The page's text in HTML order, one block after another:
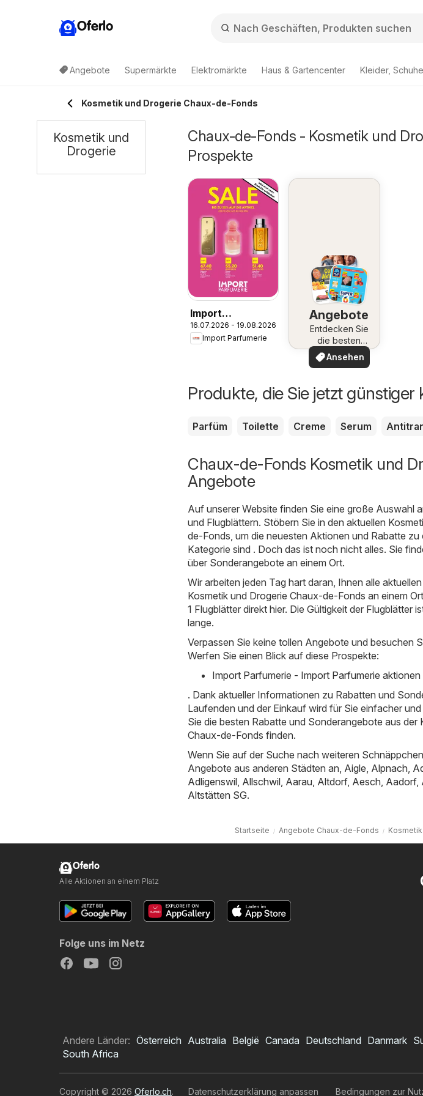
Oferlo
Angebote Supermärkte Elektromärkte Haus & Gartencenter Kleider,
Kosmetik und Drogerie Chaux-de-Fonds
Chaux-de-Fonds - Kosmetik und
Prospekte
Import
Parfumerie
aktionen
16.07.2026 - 19.08.2026
Import Parfumerie
Angebote
Entdecken Sie
die besten
Angebote
Ansehen
Produkte, die Sie jetzt günstiger
Parfüm Toilette Creme Serum
Chaux-de-Fonds Kosmetik und
Angebote
Auf unserer Website finden Sie eine große Auswahl
und Flugblättern. Stöbern Sie in den aktuellen
de-Fonds, um die neuesten Aktionen und Rabatte
Kategorie sind . Doch das ist noch nicht alles. Sie
über Sonderangebote an einem Ort.
Wir arbeiten jeden Tag hart daran, Ihnen alle
Kosmetik und Drogerie Chaux-de-Fonds an einem
1 Flugblätter direkt hier. Die Gültigkeit der Flugblätter
lange.
Verpassen Sie keine tollen Angebote und besuchen
Werfen Sie einen Blick auf diese Prospekte:
Import Parfumerie - Import Parfumerie
. Dank aktueller Informationen zu Rabatten und
Laufenden und der Einkauf wird für Sie einfacher
Sie die besten Rabatte und Sonderangebote aus der
Chaux-de-Fonds finden.
Wenn Sie auf der Suche nach weiteren
Angebote aus anderen Städten an, Aigle Alpnach
Adligenswil Allschwil Aarau Altdorf, Aesch Aadorf,
Altstätten SG.
Startseite Angebote Chaux-de-Fonds
Kosmetik und
Drogerie
Oferlo
Alle Aktionen an einem Platz
Folge uns im Netz
Andere Länder: Österreich Australia België Canada Deutschland Danmark
South Africa
Copyright © 2026 Oferlo.ch. Datenschutzerklärung anpassen Bedingungen zur